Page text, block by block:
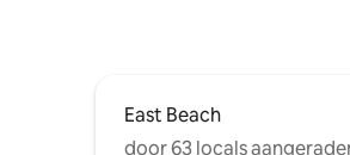
East Beach
door 63 locals